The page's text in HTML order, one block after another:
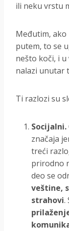
ili neku vrstu
Međutim,
putem, to se
nešto koči, i u
nalazi unutar
Ti razlozi su
Socijalni.
značaja
treći
prirodno
deo se
veštine,
strahovi.